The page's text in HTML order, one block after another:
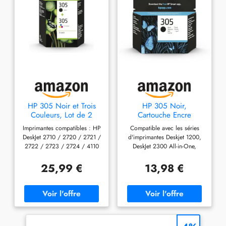
HP 305 Noir et Trois
Couleurs, Lot de 2
Cartouches Encre
Originales
Imprimantes compatibles : HP
DeskJet 2710 / 2720 / 2721 /
2722 / 2723 / 2724 / 4110
Envy 6010 / 6020 / 6022 /
6030 / 6032 / 6420 / 6422
120 pages en Noir, 100
pages en Couleur (norme
ISO/CEI 24711) Cartouches
25,99 €
HP 305 Noir,
Cartouche Encre
Originale
Compatible avec les séries
d'imprimantes Deskjet 1200,
DeskJet 2300 All-in-One,
One, 2800 All-in-One, 2800e
All-in-One, 4100e All-in-One,
in-One, DeskJet Plus 4100 All-
in-One, Envy 6000 All-in-
One,6000e All-in-One, 6400e
13,98 €